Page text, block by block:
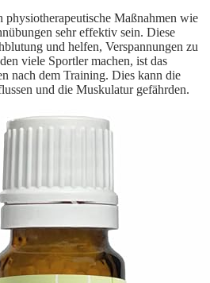
Maßnahmen wie
sehr effektiv sein. Diese
und helfen, Verspannungen zu
viele Sportler machen, ist das
nach dem Training. Dies kann die
und die Muskulatur gefährden.